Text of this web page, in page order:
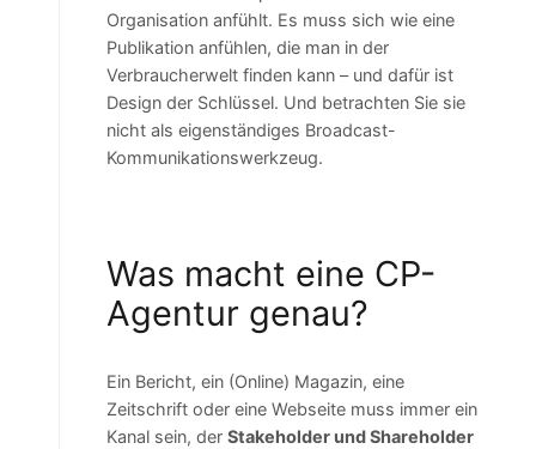
Organisation anfühlt. Es muss sich wie eine
Publikation anfühlen, die man in der
Verbraucherwelt finden kann – und dafür ist
Design der Schlüssel. Und betrachten Sie sie
nicht als eigenständiges Broadcast-
Kommunikationswerkzeug.
Was macht eine CP-
Agentur genau?
Ein Bericht, ein (Online) Magazin, eine
Zeitschrift oder eine Webseite muss immer ein
Kanal sein, der Stakeholder und Shareholder